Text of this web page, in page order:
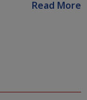
Read More